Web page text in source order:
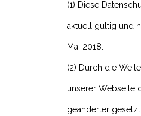
(1) Diese
aktuell gültig und
Mai 2018.
(2) Durch die
unserer Webseite
geänderter